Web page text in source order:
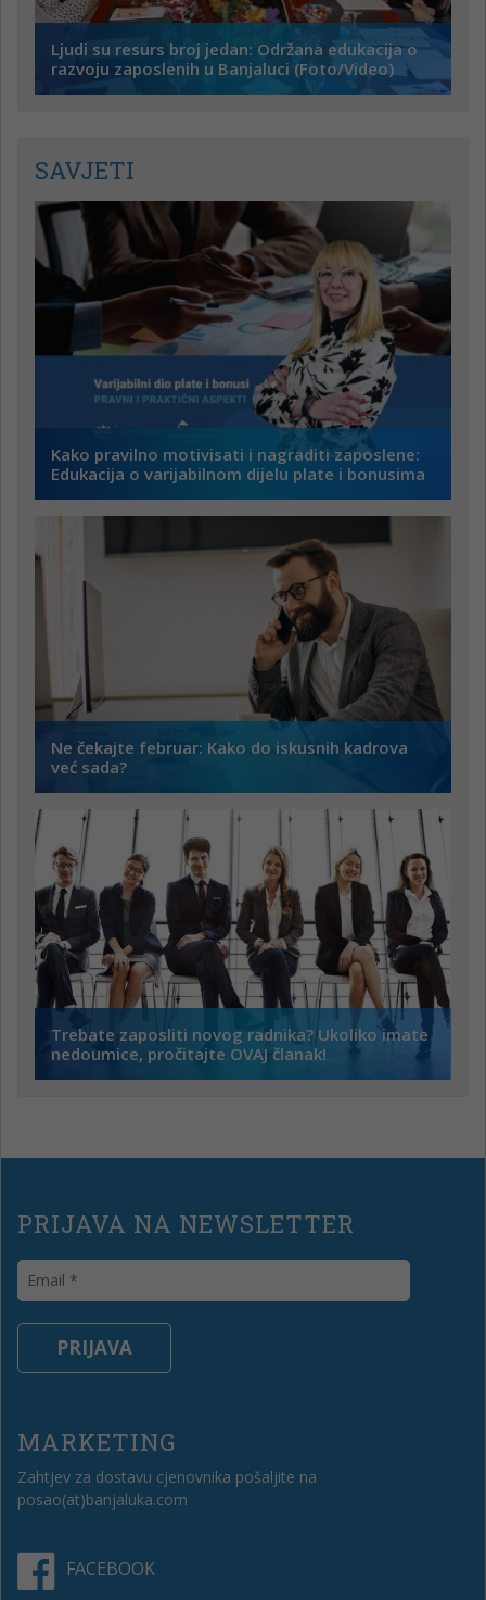
Ljudi su resurs broj jedan: Održana edukacija o
razvoju zaposlenih u Banjaluci (Foto/Video)
SAVJETI
Kako pravilno motivisati i nagraditi zaposlene:
Edukacija o varijabilnom dijelu plate i bonusima
Ne čekajte februar: Kako do iskusnih kadrova
već sada?
Trebate zaposliti novog radnika? Ukoliko imate
nedoumice, pročitajte OVAJ članak!
PRIJAVA NA NEWSLETTER
MARKETING
Zahtjev za dostavu cjenovnika pošaljite na
posao(at)banjaluka.com
FACEBOOK